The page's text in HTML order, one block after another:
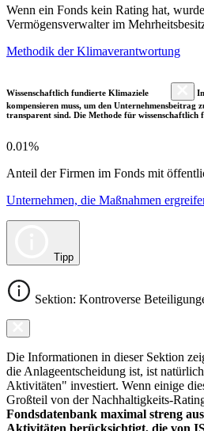
Wenn ein Fonds kein Rating hat,
Vermögensverwalter im
Methodik der Klimaverantwortung
Wissenschaftlich fundierte Klimaziele
kompensieren muss, um den
transparent sind. Die Methode für
0.01%
Anteil der Firmen im Fonds mit
Unternehmen, die Maßnahmen
Tipp
Sektion: Kontroverse
Die Informationen in dieser Sektion
die Anlageentscheidung ist, ist
Aktivitäten" investiert. Wenn einige
Großteil von der Nachhaltigkeits-
Fondsdatenbank maximal streng
Aktivitäten berücksichtigt, die von